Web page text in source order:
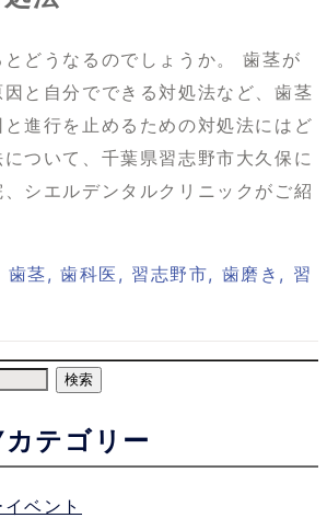
どうなるのでしょうか。 歯茎が
と自分でできる対処法など、歯茎
進行を止めるための対処法にはど
ついて、千葉県習志野市大久保に
シエルデンタルクリニックがご紹
歯茎,歯科医 , 習志野市, 歯磨き , 習
カテゴリー
ベント